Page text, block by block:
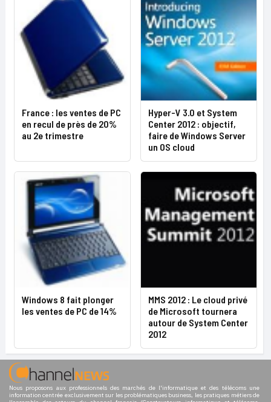
France : les ventes de PC
en recul de près de 20%
au 2e trimestre
Hyper-V 3.0 et System
Center 2012 : objectif,
faire de Windows Server
un OS cloud
Windows 8 fait plonger
les ventes de PC de 14%
MMS 2012 : Le cloud privé
de Microsoft tournera
autour de System Center
2012
Nous proposons aux professionnels des marchés de l'informatique et des télécoms une
information centrée exclusivement sur les problématiques business, les pratiques métiers de